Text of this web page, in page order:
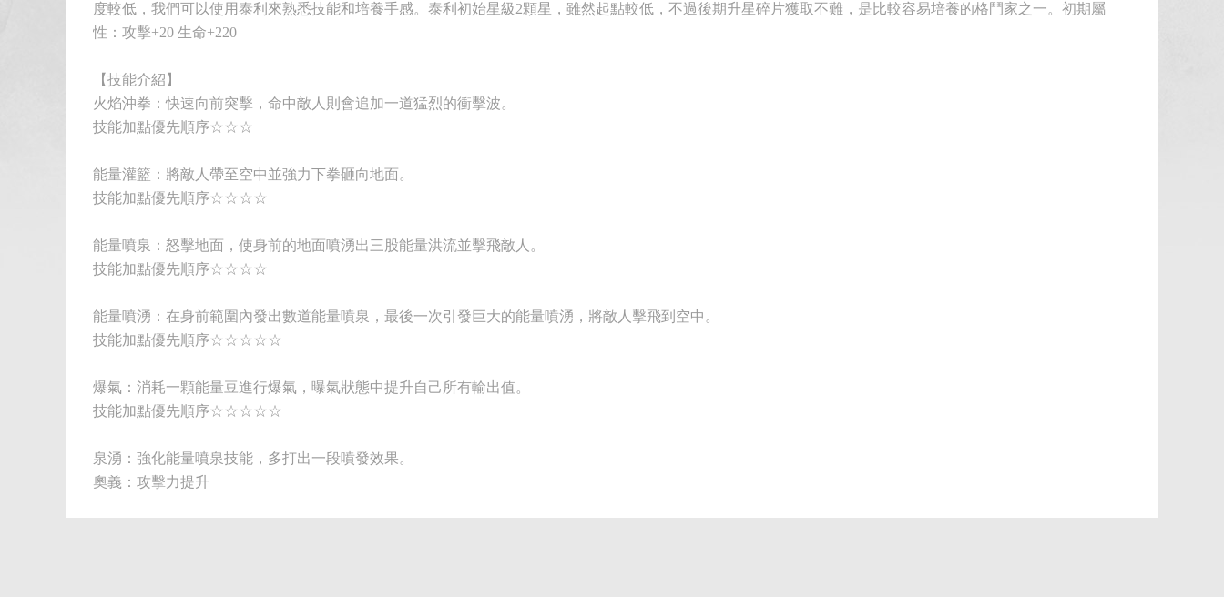
度較低，我們可以使用泰利來熟悉技能和培養手感。泰利初始星級2顆星，雖然起點較低，不過後期升星碎片獲取不難，是比較容易培養的格鬥家之一。初期屬
性：攻擊+20 生命+220
【技能介紹】
火焰沖拳：快速向前突擊，命中敵人則會追加一道猛烈的衝擊波。
技能加點優先順序☆☆☆
能量灌籃：將敵人帶至空中並強力下拳砸向地面。
技能加點優先順序☆☆☆☆
能量噴泉：怒擊地面，使身前的地面噴湧出三股能量洪流並擊飛敵人。
技能加點優先順序☆☆☆☆
能量噴湧：在身前範圍內發出數道能量噴泉，最後一次引發巨大的能量噴湧，將敵人擊飛到空中。
技能加點優先順序☆☆☆☆☆
爆氣：消耗一顆能量豆進行爆氣，曝氣狀態中提升自己所有輸出值。
技能加點優先順序☆☆☆☆☆
泉湧：強化能量噴泉技能，多打出一段噴發效果。
奧義：攻擊力提升